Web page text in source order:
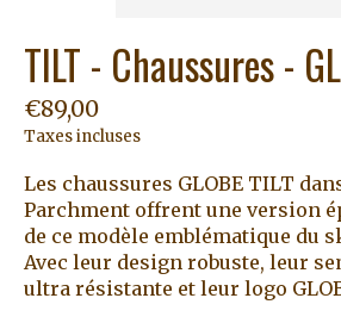
TILT - Chaussures -
€89,00
Taxes incluses
Les chaussures GLOBE TILT
Parchment offrent une version
de ce modèle emblématique du
Avec leur design robuste, leur
ultra résistante et leur logo